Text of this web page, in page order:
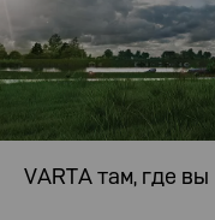
VARTA там, где вы